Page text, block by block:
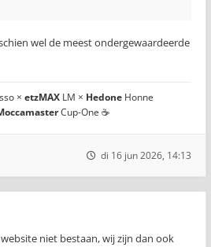
wel de meest ondergewaardeerde
× etzMAX LM × Hedone Honne
Cup-One ☕
di 16 jun 2026, 14:13
niet bestaan, wij zijn dan ook